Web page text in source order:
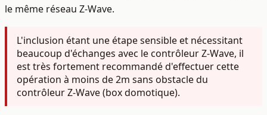
le même réseau Z-Wave.
L'inclusion étant une étape sensible et nécessitant
beaucoup d'échanges avec le contrôleur Z-Wave, il
esttrès fortement recommandé d'effectuer cette
opération à moins de 2m sans obstacledu
contrôleur Z-Wave (box domotique).